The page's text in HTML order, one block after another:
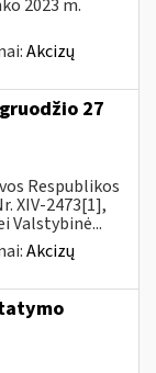
2023 m.
Akcizų
27
Respublikos
XIV-2473[1],
Valstybinė...
Akcizų